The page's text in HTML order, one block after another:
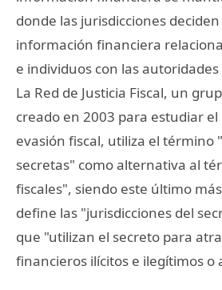
donde las jurisdicciones
información financiera
e individuos con las
La Red de Justicia Fiscal, un
creado en 2003 para estudiar el
evasión fiscal, utiliza el término
secretas" como alternativa al
fiscales", siendo este último
define las "jurisdicciones del
que "utilizan el secreto para
financieros ilícitos e ilegítimos o